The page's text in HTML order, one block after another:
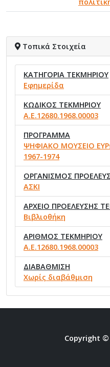
Τοπικά Στοιχεία
ΚΑΤΗΓΟΡΙΑ ΤΕΚΜΗΡΙΟΥ
Εφημερίδα
ΚΩΔΙΚΟΣ ΤΕΚΜΗΡΙΟΥ
Α.Ε.12680.1968.00003
ΠΡΟΓΡΑΜΜΑ
ΨΗΦΙΑΚΟ ΜΟΥΣΕΙΟ
1967-1974
ΟΡΓΑΝΙΣΜΟΣ
ΑΣΚΙ
ΑΡΧΕΙΟ ΠΡΟΕΛΕΥΣΗΣ
Βιβλιοθήκη
ΑΡΙΘΜΟΣ ΤΕΚΜΗΡΙΟΥ
Α.Ε.12680.1968.00003
ΔΙΑΒΑΘΜΙΣΗ
Χωρίς διαβάθμιση
Copyright ©